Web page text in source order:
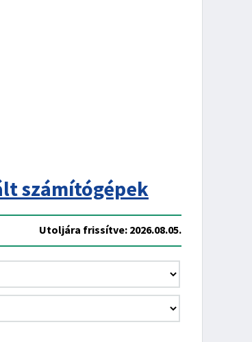
számítógépek
Utoljára frissítve: 2026.08.05.